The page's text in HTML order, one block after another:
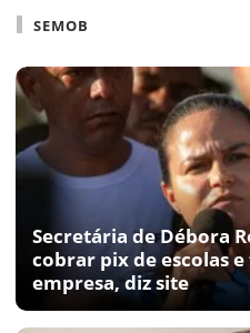
SEMOB
Secretária de Débora
cobrar pix de escolas
empresa, diz site